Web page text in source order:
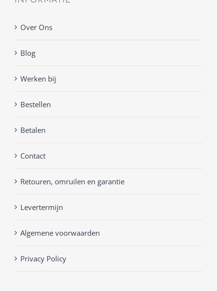
Over Ons
Blog
Werken bij
Bestellen
Betalen
Contact
Retouren, omruilen en garantie
Levertermijn
Algemene voorwaarden
Privacy Policy